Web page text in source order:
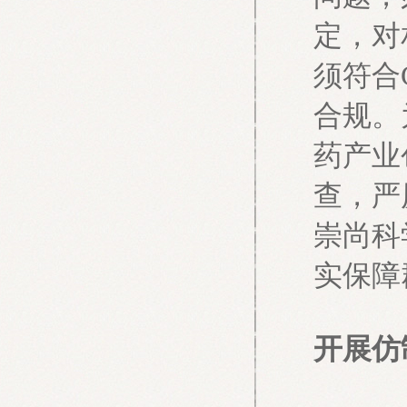
定，
须符
合规
药产
查，
崇尚
实保
开展